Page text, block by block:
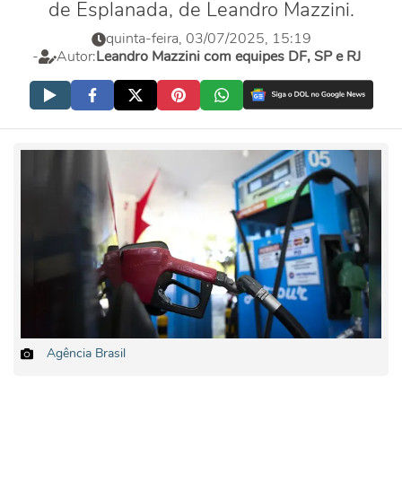
de Esplanada, de Leandro Mazzini.
quinta-feira, 03/07/2025, 15:19
-
Autor:Leandro Mazzini com equipes DF, SP e RJ
Agência Brasil